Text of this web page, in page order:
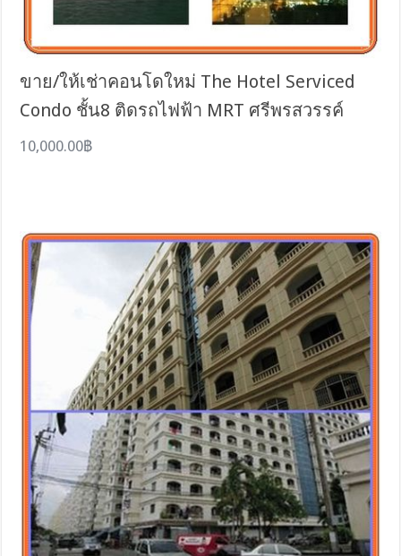
ขาย/ให้เช่าคอนโดใหม่ The Hotel Serviced
Condo ชั้น8 ติดรถไฟฟ้า MRT ศรีพรสวรรค์
10,000.00฿